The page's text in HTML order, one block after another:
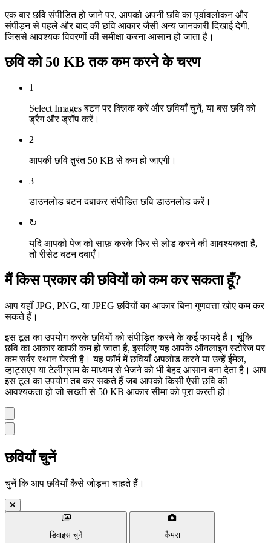
एक बार छवि संपीडित हो जाने पर, आपको अपनी छवि का पूर्वावलोकन और
संपीड़न से पहले और बाद की छवि आकार जैसी अन्य जानकारी दिखाई देगी,
जिससे आवश्यक विवरणों की समीक्षा करना आसान हो जाता है।
छवि को 50 KB तक कम करने के चरण
1
Select Images बटन पर क्लिक करें और छवियाँ चुनें, या बस छवि को
ड्रैग और ड्रॉप करें।
2
आपकी छवि तुरंत 50 KB से कम हो जाएगी।
3
डाउनलोड बटन दबाकर संपीडित छवि डाउनलोड करें।
↻
यदि आपको पेज को साफ़ करके फिर से लोड करने की आवश्यकता है,
तो रीसेट बटन दबाएँ।
मैं किस प्रकार की छवियों को कम कर सकता हूँ?
आप यहाँ JPG, PNG, या JPEG छवियों का आकार बिना गुणवत्ता खोए कम कर
सकते हैं।
इस टूल का उपयोग करके छवियों को संपीड़ित करने के कई फायदे हैं। चूंकि
छवि का आकार काफी कम हो जाता है, इसलिए यह आपके ऑनलाइन स्टोरेज पर
कम सर्वर स्थान घेरती है। यह फॉर्म में छवियाँ अपलोड करने या उन्हें ईमेल,
व्हाट्सएप या टेलीग्राम के माध्यम से भेजने को भी बेहद आसान बना देता है। आप
इस टूल का उपयोग तब कर सकते हैं जब आपको किसी ऐसी छवि की
आवश्यकता हो जो सख्ती से 50 KB आकार सीमा को पूरा करती हो।
छवियाँ चुनें
चुनें कि आप छवियाँ कैसे जोड़ना चाहते हैं।
डिवाइस चुनें
कैमरा